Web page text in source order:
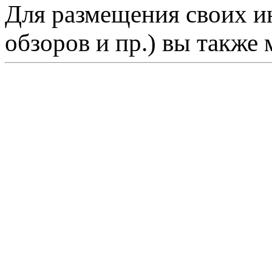
Для размещения своих
обзоров и пр.) вы также